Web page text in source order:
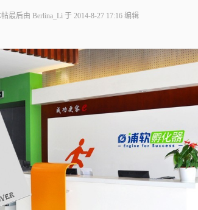
最后由 Berlina_Li 于 2014-8-27 17:16 编辑